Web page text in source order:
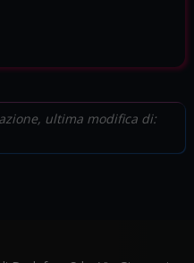
ultima modifica di: